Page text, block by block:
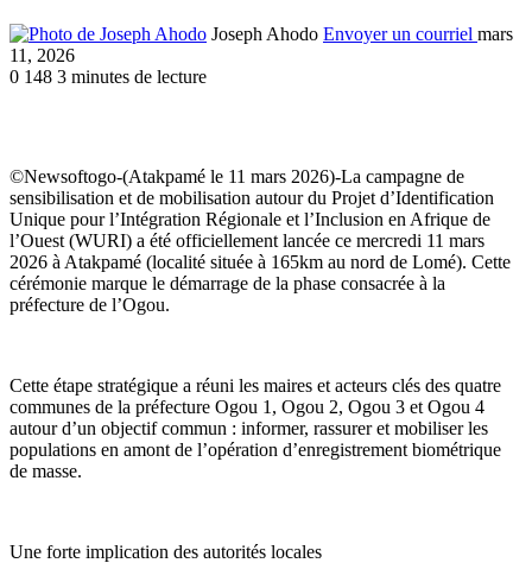
Joseph Ahodo Envoyer un courriel mars
11, 2026
0 148 3 minutes de lecture
©Newsoftogo-(Atakpamé le 11 mars 2026)-La campagne de
sensibilisation et de mobilisation autour du Projet d’Identification
Unique pour l’Intégration Régionale et l’Inclusion en Afrique de
l’Ouest (WURI) a été officiellement lancée ce mercredi 11 mars
2026 à Atakpamé (localité située à 165km au nord de Lomé). Cette
cérémonie marque le démarrage de la phase consacrée à la
préfecture de l’Ogou.
Cette étape stratégique a réuni les maires et acteurs clés des quatre
communes de la préfecture Ogou 1, Ogou 2, Ogou 3 et Ogou 4
autour d’un objectif commun : informer, rassurer et mobiliser les
populations en amont de l’opération d’enregistrement biométrique
de masse.
Une forte implication des autorités locales